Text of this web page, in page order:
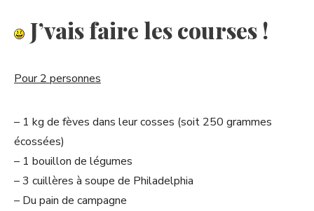
J’vais faire les courses !
Pour 2 personnes
– 1 kg de fèves dans leur cosses (soit 250 grammes
écossées)
– 1 bouillon de légumes
– 3 cuillères à soupe de Philadelphia
– Du pain de campagne